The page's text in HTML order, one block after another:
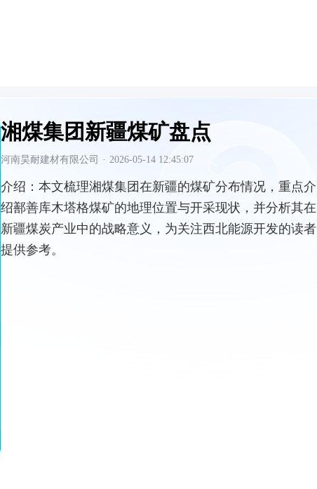
湘煤集团新疆煤矿盘点
河南昊耐建材有限公司 · 2026-05-14 12:45:07
介绍： 本文梳理湘煤集团在新疆的煤矿分布情况，重点介
绍鄯善库木塔格煤矿的地理位置与开采现状，并分析其在
新疆煤炭产业中的战略意义，为关注西北能源开发的读者
提供参考。